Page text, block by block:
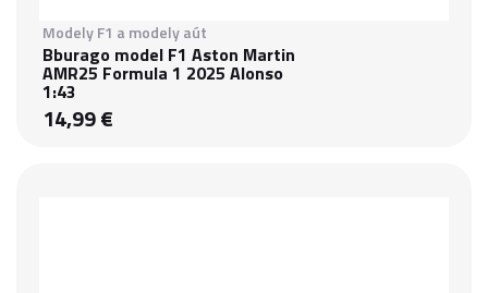
Modely F1 a modely aút
Bburago model F1 Aston Martin
AMR25 Formula 1 2025 Alonso
1:43
14,99 €